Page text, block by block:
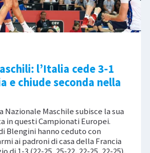
l’Italia cede 3-1
e chiude seconda nella
Nazionale Maschile subisce la sua
in questi Campionati Europei.
Blengini hanno ceduto con
ai padroni di casa della Francia